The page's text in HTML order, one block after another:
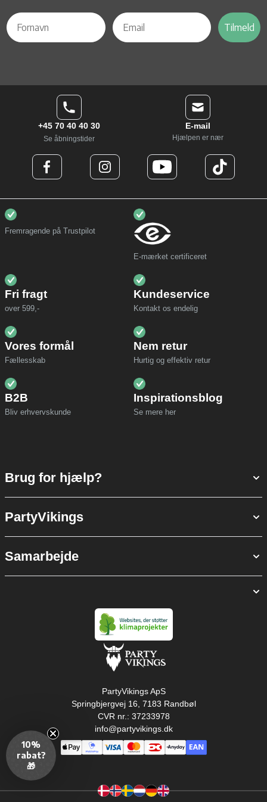
Tilmeld
+45 70 40 40 30
Se åbningstider
E-mail
Hjælpen er nær
Fremragende på Trustpilot
E-mærket certificeret
Fri fragt
over 599,-
Kundeservice
Kontakt os endelig
Vores formål
Fællesskab
Nem retur
Hurtig og effektiv retur
B2B
Bliv erhvervskunde
Inspirationsblog
Se mere her
Brug for hjælp?
PartyVikings
Samarbejde
PartyVikings ApS
Springbjergvej 16, 7183 Randbøl
CVR nr.: 37233978
info@partyvikings.dk
10%
rabat?
🎁